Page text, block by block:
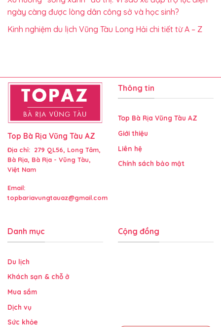
ngày càng được lòng dân công sở và học sinh?
Kinh nghiệm du lịch Vũng Tàu Long Hải chi tiết từ A – Z
Top Bà Rịa Vũng Tàu AZ
Địa chỉ: 279 QL56, Long Tâm,
Bà Rịa, Bà Rịa - Vũng Tàu,
Việt Nam
Email:
topbariavungtauaz@gmail.com
Thông tin
Top Bà Rịa Vũng Tàu AZ
Giới thiệu
Liên hệ
Chính sách bảo mật
Danh mục
Du lịch
Khách sạn & chỗ ở
Mua sắm
Dịch vụ
Sức khỏe
Cộng đồng